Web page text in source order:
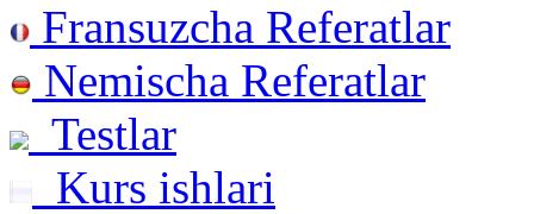
Fransuzcha Referatlar
Nemischa Referatlar
Testlar
Kurs ishlari